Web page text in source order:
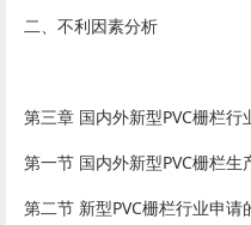
二、不利因素分析
第三章 国内外新型PVC栅栏行
第一节 国内外新型PVC栅栏生
第二节 新型PVC栅栏行业申请